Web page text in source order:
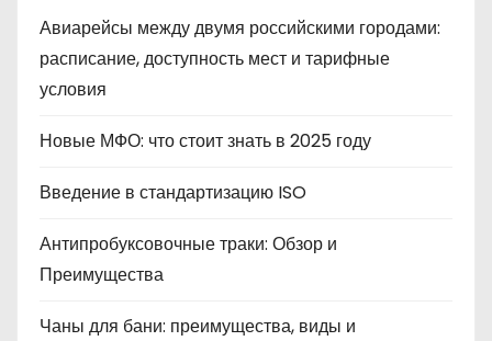
Авиарейсы между двумя российскими городами:
расписание, доступность мест и тарифные
условия
Новые МФО: что стоит знать в 2025 году
Введение в стандартизацию ISO
Антипробуксовочные траки: Обзор и
Преимущества
Чаны для бани: преимущества, виды и